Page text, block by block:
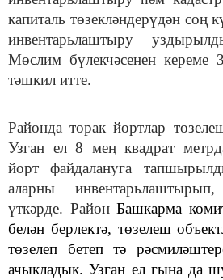
капиталь төзекләндерүдән соң
инвентарьлаштыру
Мөслим бүлекчәсенен
тәшкил итте.
Районда торак йортлар
Узган ел 8 мең квадрат
йорт файдалануга
аларны
үткәрде. РайонБашкарма
белән берлектә, төзелеш
төзелеп бетеп тә
ачыкладык. Узган ел гына да